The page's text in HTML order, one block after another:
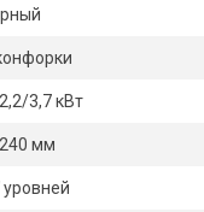
3,7 кВт
мм
уровней